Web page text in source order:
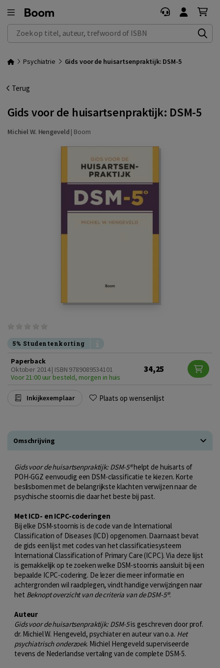
Zoek op titel, auteur, trefwoord of ISBN
Psychiatrie Gids voor de huisartsenpraktijk: DSM-5
Terug
Gids voor de huisartsenpraktijk: DSM-5
Michiel W. Hengeveld | Boom
5% Studentenkorting
Paperback
Oktober 2014 | ISBN 9789089534101
Voor 21:00 uur besteld, morgen in huis
34,25
Inkijkexemplaar Plaats op wensenlijst
Omschrijving
Gids voor de huisartsenpraktijk: DSM-5®helpt de huisarts of
POH-GGZ eenvoudig een DSM-classificatie te kiezen. Korte
beslisbomen met de belangrijkste klachten verwijzen naar de
psychische stoornis die daar het beste bij past.
Met ICD- en ICPC-coderingen
Bij elke DSM-stoornis is de code van de International
Classification of Diseases (ICD) opgenomen. Daarnaast bevat
de gids een lijst met codes van het classificatiesysteem
International Classification of Primary Care (ICPC). Via deze lijst
is gemakkelijk op te zoeken welke DSM-stoornis aansluit bij een
bepaalde ICPC-codering. De lezer die meer informatie en
achtergronden wil raadplegen, vindt handige verwijzingen naar
het Beknopt overzicht van de criteria van de DSM-5®.
Auteur
Gids voor de huisartsenpraktijk: DSM-5is geschreven door prof.
dr. Michiel W. Hengeveld, psychiater en auteur van o.a. Het
psychiatrisch onderzoek. Michiel Hengeveld superviseerde
tevens de Nederlandse vertaling van de complete DSM-5.